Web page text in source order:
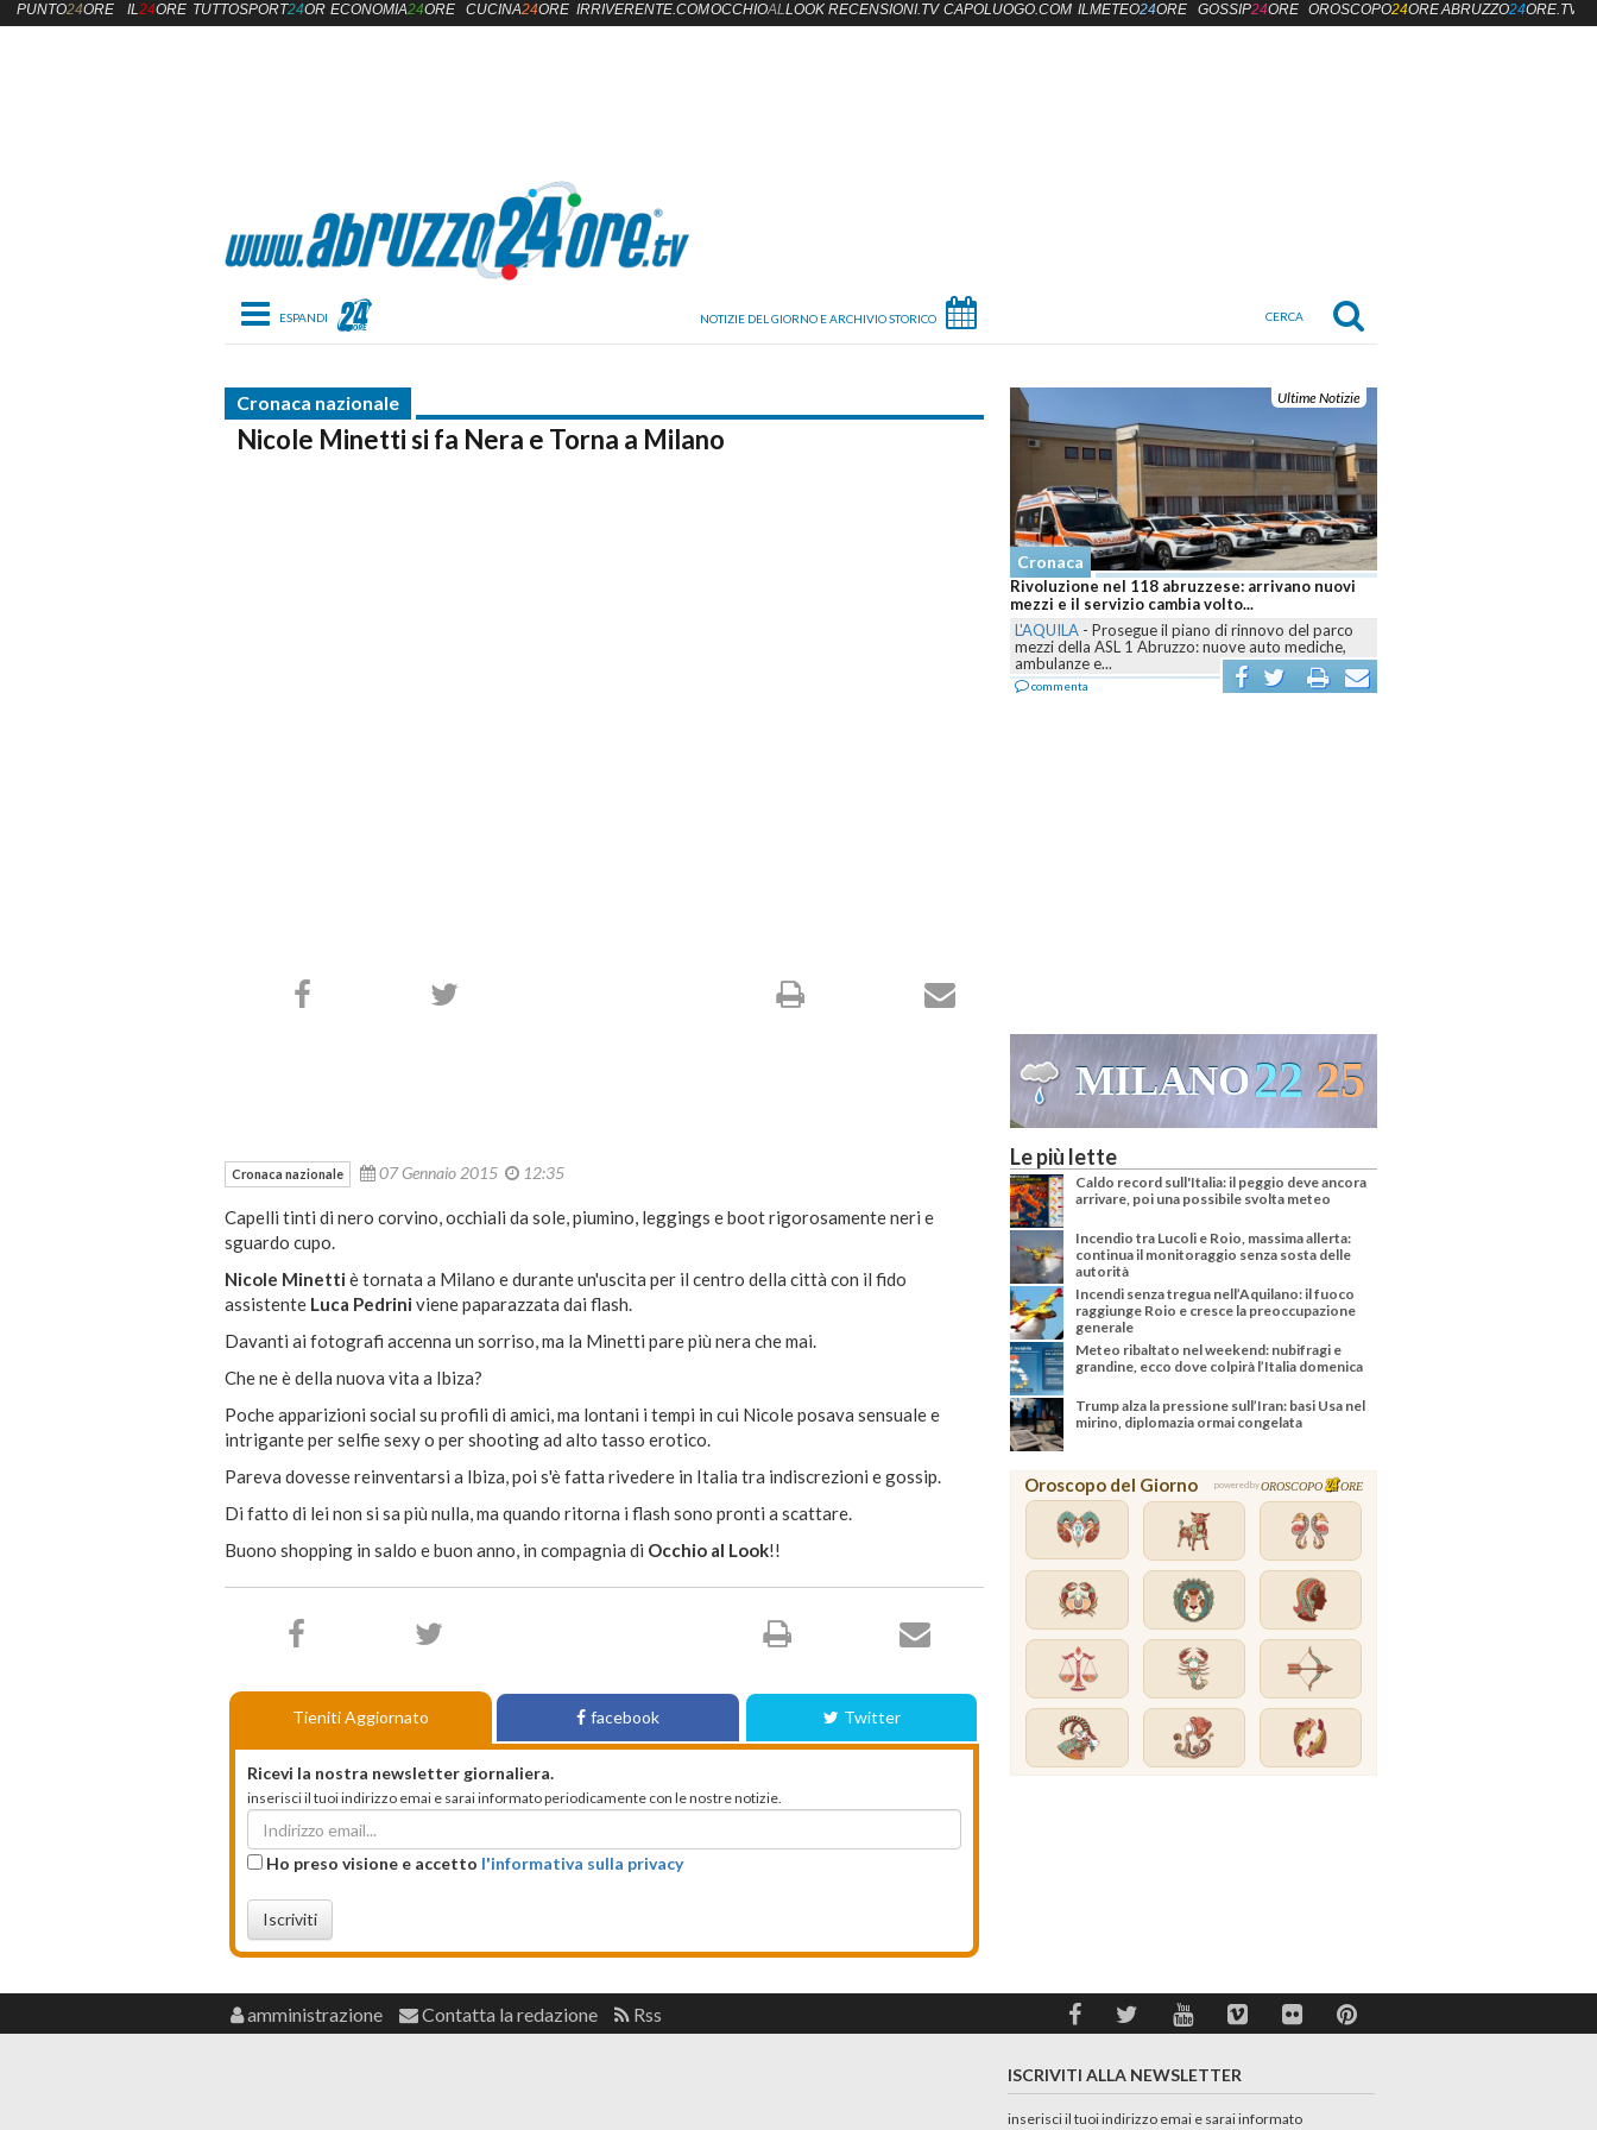
Toggle navigation
Cronaca nazionale
Nicole Minetti si fa Nera e Torna a Milano
Ultime Notizie
Cronaca
Rivoluzione nel 118 abruzzese: arrivano nuovi
mezzi e il servizio cambia volto...
L'AQUILA - Prosegue il piano di rinnovo del parco
mezzi della ASL 1 Abruzzo: nuove auto mediche,
ambulanze e...
commenta
MILANO22 25
Cronaca nazionale 07 Gennaio 2015 12:35
Capelli tinti di nero corvino, occhiali da sole, piumino, leggings e boot rigorosamente neri e
sguardo cupo.
Nicole Minetti è tornata a Milano e durante un'uscita per il centro della città con il fido
assistente Luca Pedrini viene paparazzata dai flash.
Davanti ai fotografi accenna un sorriso, ma la Minetti pare più nera che mai.
Che ne è della nuova vita a Ibiza?
Poche apparizioni social su profili di amici, ma lontani i tempi in cui Nicole posava sensuale e
intrigante per selfie sexy o per shooting ad alto tasso erotico.
Pareva dovesse reinventarsi a Ibiza, poi s'è fatta rivedere in Italia tra indiscrezioni e gossip.
Di fatto di lei non si sa più nulla, ma quando ritorna i flash sono pronti a scattare.
Buono shopping in saldo e buon anno, in compagnia di Occhio al Look!!
Tieniti Aggiornato facebook Twitter
Ricevi la nostra newsletter giornaliera.
inserisci il tuoi indirizzo emai e sarai informato periodicamente con le nostre notizie.
Ho preso visione e accetto l'informativa sulla privacy
Iscriviti
Le più lette
Caldo record sull'Italia: il peggio deve ancora
arrivare, poi una possibile svolta meteo
Incendio tra Lucoli e Roio, massima allerta:
continua il monitoraggio senza sosta delle
autorità
Incendi senza tregua nell’Aquilano: il fuoco
raggiunge Roio e cresce la preoccupazione
generale
Meteo ribaltato nel weekend: nubifragi e
grandine, ecco dove colpirà l’Italia domenica
Trump alza la pressione sull’Iran: basi Usa nel
mirino, diplomazia ormai congelata
Oroscopo del Giorno powered byOROSCOPO ORE
PUNTO24ORE IL24ORE TUTTOSPORT24OREECONOMIA24ORE CUCINA24ORE IRRIVERENTE.COMOCCHIOALLOOK RECENSIONI.TV CAPOLUOGO.COM ILMETEO24ORE GOSSIP24ORE OROSCOPO24OREABRUZZO24ORE.TV
amministrazione Contatta la redazione Rss
ISCRIVITI ALLA NEWSLETTER
inserisci il tuoi indirizzo emai e sarai informato